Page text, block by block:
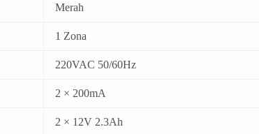
Merah
1 Zona
220VAC 50/60Hz
2 × 200mA
2 × 12V 2.3Ah